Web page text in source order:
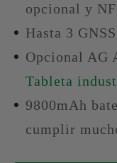
opcional y
Hasta 3
Opcional AG
Tableta
9800mAh
cumplir